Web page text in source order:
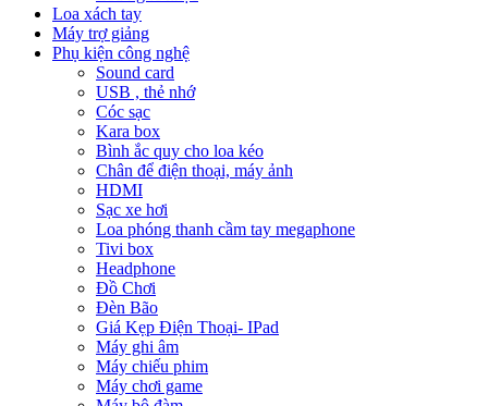
Loa xách tay
Máy trợ giảng
Phụ kiện công nghệ
Sound card
USB , thẻ nhớ
Cóc sạc
Kara box
Bình ắc quy cho loa kéo
Chân để điện thoại, máy ảnh
HDMI
Sạc xe hơi
Loa phóng thanh cầm tay megaphone
Tivi box
Headphone
Đồ Chơi
Đèn Bão
Giá Kẹp Điện Thoại- IPad
Máy ghi âm
Máy chiếu phim
Máy chơi game